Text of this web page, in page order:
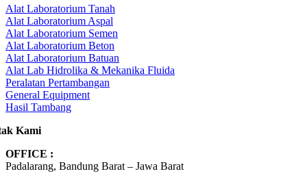
Alat Laboratorium Tanah
Alat Laboratorium Aspal
Alat Laboratorium Semen
Alat Laboratorium Beton
Alat Laboratorium Batuan
Alat Lab Hidrolika & Mekanika Fluida
Peralatan Pertambangan
General Equipment
Hasil Tambang
Kami
OFFICE :
Padalarang, Bandung Barat – Jawa Barat